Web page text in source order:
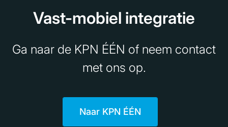
Vast-mobiel integratie
Ga naar de KPN ÉÉN of neem contact
met ons op.
Naar KPN ÉÉN